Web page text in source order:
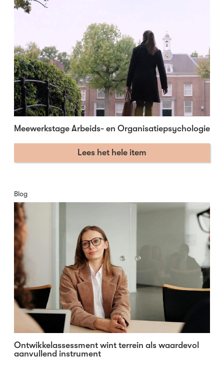
Meewerkstage Arbeids- en Organisatiepsychologie
Lees het hele item
Blog
Ontwikkelassessment wint terrein als waardevol
aanvullend instrument